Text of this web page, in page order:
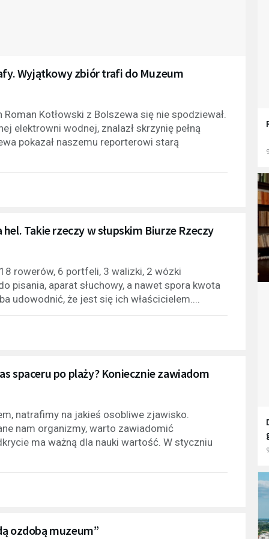
Wyjątkowy zbiór trafi do Muzeum
Kotłowski z Bolszewa się nie spodziewał.
elektrowni wodnej, znalazł skrzynię pełną
pokazał naszemu reporterowi starą
Takie rzeczy w słupskim Biurze Rzeczy
rowerów, 6 portfeli, 3 walizki, 2 wózki
pisania, aparat słuchowy, a nawet spora kwota
udowodnić, że jest się ich właścicielem....
spaceru po plaży? Koniecznie zawiadom
natrafimy na jakieś osobliwe zjawisko.
nam organizmy, warto zawiadomić
ma ważną dla nauki wartość. W styczniu
ozdobą muzeum”